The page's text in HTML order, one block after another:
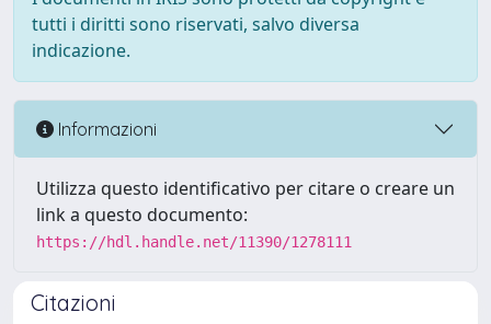
tutti i diritti sono riservati, salvo diversa
indicazione.
Informazioni
Utilizza questo identificativo per citare o creare un
link a questo documento:
https://hdl.handle.net/11390/1278111
Citazioni